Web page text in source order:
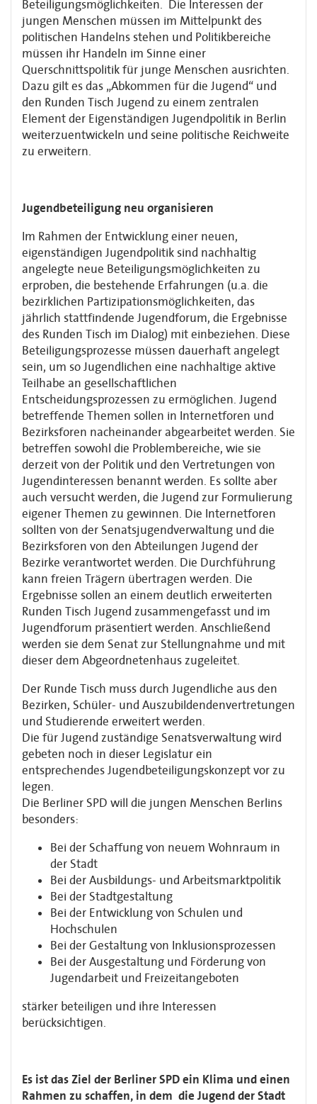
Beteiligungsmöglichkeiten. Die Interessen der
jungen Menschen müssen im Mittelpunkt des
politischen Handelns stehen und Politikbereiche
müssen ihr Handeln im Sinne einer
Querschnittspolitik für junge Menschen ausrichten.
Dazu gilt es das „Abkommen für die Jugend“ und
den Runden Tisch Jugend zu einem zentralen
Element der Eigenständigen Jugendpolitik in Berlin
weiterzuentwickeln und seine politische Reichweite
zu erweitern.
Jugendbeteiligung neu organisieren
Im Rahmen der Entwicklung einer neuen,
eigenständigen Jugendpolitik sind nachhaltig
angelegte neue Beteiligungsmöglichkeiten zu
erproben, die bestehende Erfahrungen (u.a. die
bezirklichen Partizipationsmöglichkeiten, das
jährlich stattfindende Jugendforum, die Ergebnisse
des Runden Tisch im Dialog) mit einbeziehen. Diese
Beteiligungsprozesse müssen dauerhaft angelegt
sein, um so Jugendlichen eine nachhaltige aktive
Teilhabe an gesellschaftlichen
Entscheidungsprozessen zu ermöglichen. Jugend
betreffende Themen sollen in Internetforen und
Bezirksforen nacheinander abgearbeitet werden. Sie
betreffen sowohl die Problembereiche, wie sie
derzeit von der Politik und den Vertretungen von
Jugendinteressen benannt werden. Es sollte aber
auch versucht werden, die Jugend zur Formulierung
eigener Themen zu gewinnen. Die Internetforen
sollten von der Senatsjugendverwaltung und die
Bezirksforen von den Abteilungen Jugend der
Bezirke verantwortet werden. Die Durchführung
kann freien Trägern übertragen werden. Die
Ergebnisse sollen an einem deutlich erweiterten
Runden Tisch Jugend zusammengefasst und im
Jugendforum präsentiert werden. Anschließend
werden sie dem Senat zur Stellungnahme und mit
dieser dem Abgeordnetenhaus zugeleitet.
Der Runde Tisch muss durch Jugendliche aus den
Bezirken, Schüler- und Auszubildendenvertretungen
und Studierende erweitert werden.
Die für Jugend zuständige Senatsverwaltung wird
gebeten noch in dieser Legislatur ein
entsprechendes Jugendbeteiligungskonzept vor zu
legen.
Die Berliner SPD will die jungen Menschen Berlins
besonders:
Bei der Schaffung von neuem Wohnraum in
der Stadt
Bei der Ausbildungs- und Arbeitsmarktpolitik
Bei der Stadtgestaltung
Bei der Entwicklung von Schulen und
Hochschulen
Bei der Gestaltung von Inklusionsprozessen
Bei der Ausgestaltung und Förderung von
Jugendarbeit und Freizeitangeboten
stärker beteiligen und ihre Interessen
berücksichtigen.
Es ist das Ziel der Berliner SPD ein Klima und einen
Rahmen zu schaffen, in dem die Jugend der Stadt